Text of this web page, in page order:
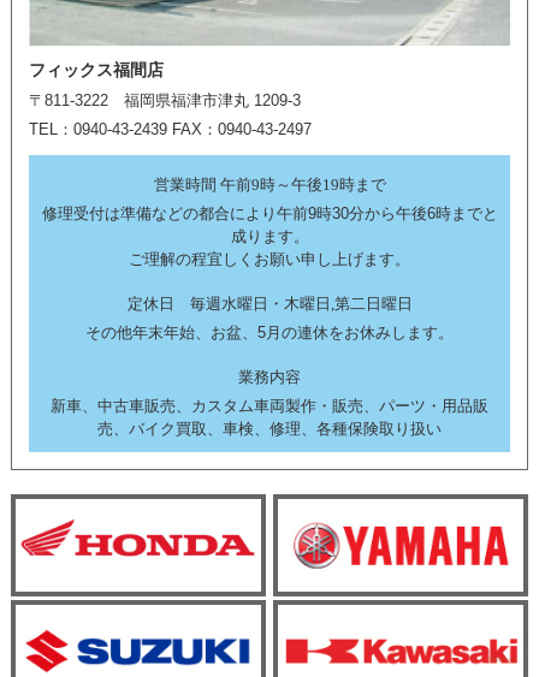
フィックス福間店
〒811-3222 福岡県福津市津丸 1209-3
TEL：0940-43-2439 FAX：0940-43-2497
営業時間 午前9時～午後19時まで
修理受付は準備などの都合により午前9時30分から午後6時までと
成ります。
ご理解の程宜しくお願い申し上げます。
定休日 毎週水曜日・木曜日,第二日曜日
その他年末年始、お盆、5月の連休をお休みします。
業務内容
新車、中古車販売、カスタム車両製作・販売、パーツ・用品販
売、バイク買取、車検、修理、各種保険取り扱い